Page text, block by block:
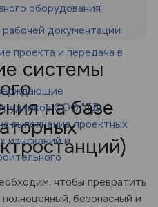
оборудования
рабочей документации
проекта и передача в
ООО "ТД
выполнение проектных
изысканий и
системы
на базе
чтобы превратить
безопасный и